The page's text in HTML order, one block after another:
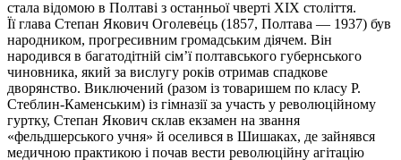
стала відомою в Полтаві з останньої чверті ХІХ століття.
Її глава Степан Якович Оголеве́ць (1857, Полтава — 1937) був
народником, прогресивним громадським діячем. Він
народився в багатодітній сім’ї полтавського губернського
чиновника, який за вислугу років отримав спадкове
дворянство. Виключений (разом із товаришем по класу Р.
Стеблин-Каменським) із гімназії за участь у революційному
гуртку, Степан Якович склав екзамен на звання
«фельдшерського учня» й оселився в Шишаках, де зайнявся
медичною практикою і почав вести революційну агітацію